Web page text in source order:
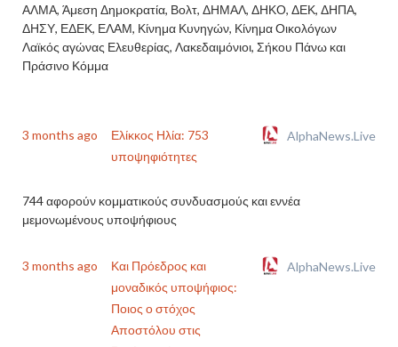
ΑΛΜΑ, Άμεση Δημοκρατία, Βολτ, ΔΗΜΑΛ, ΔΗΚΟ, ΔΕΚ, ΔΗΠΑ,
ΔΗΣΥ, ΕΔΕΚ, ΕΛΑΜ, Κίνημα Κυνηγών, Κίνημα Οικολόγων
Λαϊκός αγώνας Ελευθερίας, Λακεδαιμόνιοι, Σήκου Πάνω και
Πράσινο Κόμμα
3 months ago
Ελίκκος Ηλία: 753
υποψηφιότητες
AlphaNews.Live
744 αφορούν κομματικούς συνδυασμούς και εννέα
μεμονωμένους υποψήφιους
3 months ago
Και Πρόεδρος και
μοναδικός υποψήφιος:
Ποιος ο στόχος
Αποστόλου στις
AlphaNews.Live